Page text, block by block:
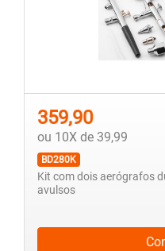
359,90
ou 10X de 39,99
BD280K
Kit com dois aerógrafos
avulsos